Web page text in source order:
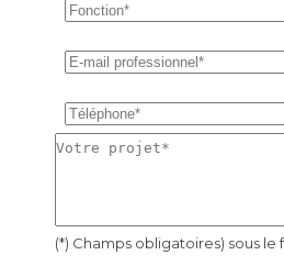
(*) Champs obligatoires) sous le